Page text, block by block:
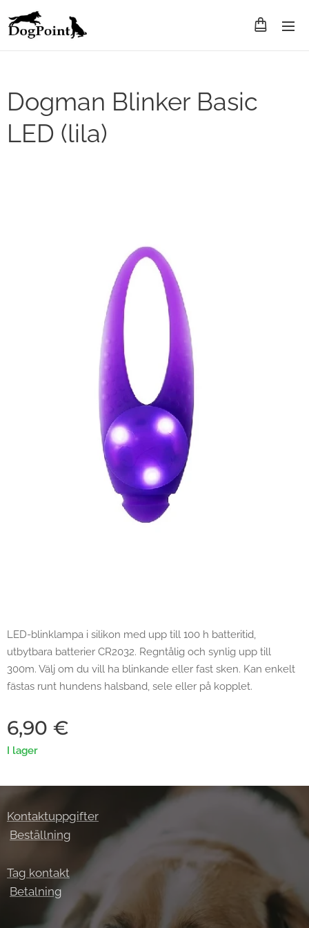
Dogman Blinker Basic
LED (lila)
LED-blinklampa i silikon med upp till 100 h batteritid,
utbytbara batterier CR2032. Regntålig och synlig upp till
300m. Välj om du vill ha blinkande eller fast sken. Kan enkelt
fästas runt hundens halsband, sele eller på kopplet.
6,90 €
I lager
Kontaktuppgifter
Beställning
Tag kontakt
Betalning